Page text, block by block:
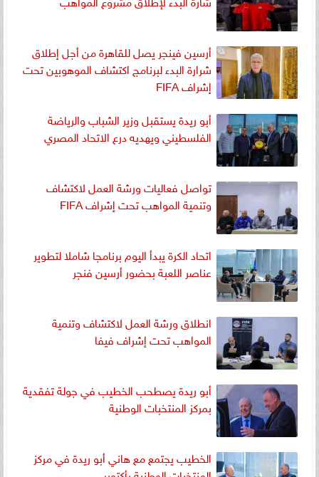
أرسين فينجر يصل للقاهرة من أجل إطلاق
شرارة البدء لبرنامج اكتشاف الموهوبين تحت
إشراف FIFA
أبو ريدة يستقبل وزير الشباب والرياضة
الفلسطيني ويهديه درع الاتحاد المصري
تواصل فعاليات ورشة العمل لاكتشاف
وتنمية المواهب تحت إشراف FIFA
اتحاد الكرة يبدأ اليوم برنامجا شاملا لتطوير
عناصر اللعبة بحضور أرسين فنجر
انطلاق ورشة العمل لاكتشاف وتنمية
المواهب تحت إشراف فيفا
أبو ريدة يصطحب الخطيب في جولة تفقدية
بمركز المنتخبات الوطنية
الخطيب يجتمع مع هاني أبو ريدة في مركز